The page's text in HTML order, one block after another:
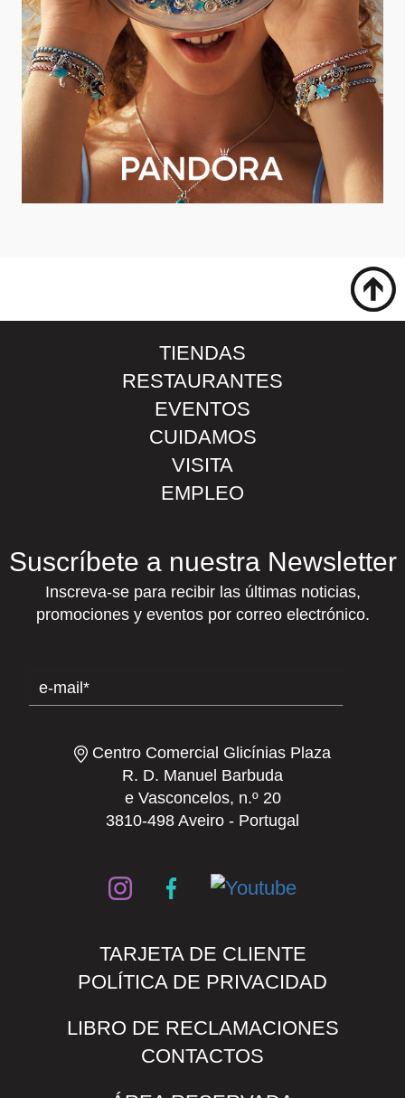
TIENDAS
RESTAURANTES
EVENTOS
CUIDAMOS
VISITA
EMPLEO
Suscríbete a nuestra Newsletter
Inscreva-se para recibir las últimas noticias,
promociones y eventos por correo electrónico.
Centro Comercial Glicínias Plaza
R. D. Manuel Barbuda
e Vasconcelos, n.º 20
3810-498 Aveiro - Portugal
TARJETA DE CLIENTE
POLÍTICA DE PRIVACIDAD
LIBRO DE RECLAMACIONES
CONTACTOS